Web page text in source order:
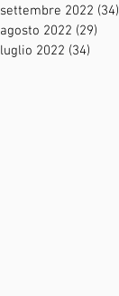
settembre 2022 (34)
agosto 2022 (29)
luglio 2022 (34)